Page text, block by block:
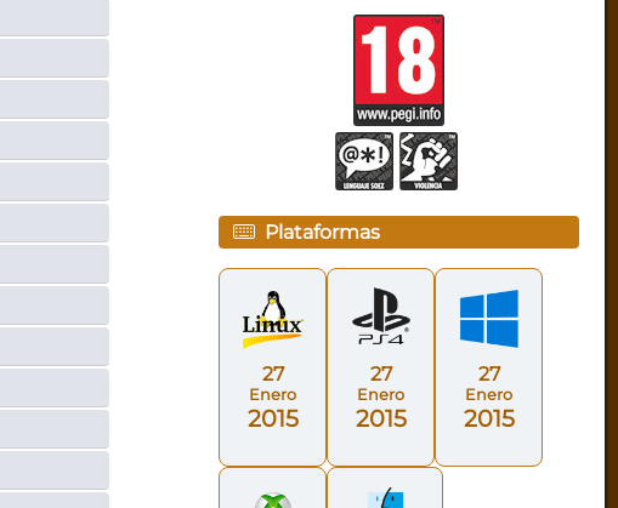
Plataformas
27
Enero
2015
27
Enero
2015
27
Enero
2015